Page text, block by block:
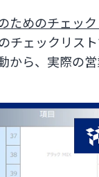
ためのチェッ
チェックリス
から、実際の